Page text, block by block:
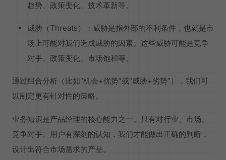
趋势、政策变化、技术革新等。
威胁（Threats）：威胁是指外部的不利条件，也就是市
场上可能对我们造成威胁的因素。这些威胁可能是竞争
对手、政策变化、市场饱和等。
通过组合分析（比如“机会+优势”或“威胁+劣势”），我们可
以制定更有针对性的策略。
业务知识是产品经理的核心能力之一。只有对行业、市场、
竞争对手、用户有深刻的认知，我们才能做出正确的判断，
设计出符合市场需求的产品。